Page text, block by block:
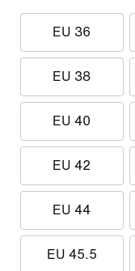
EU 36
EU 38
EU 40
EU 42
EU 44
EU 45.5